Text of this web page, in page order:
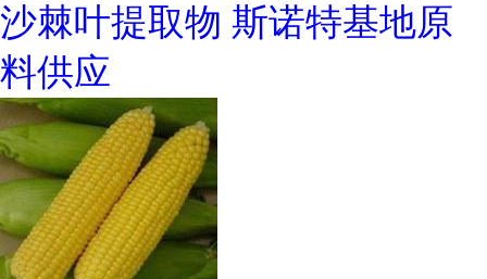
沙棘叶提取物 斯诺特基地原
料供应